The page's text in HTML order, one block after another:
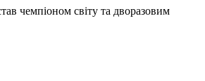
чемпіоном світу та дворазовим